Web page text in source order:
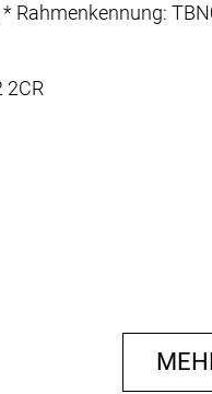
Rahmenkennung:
2CR